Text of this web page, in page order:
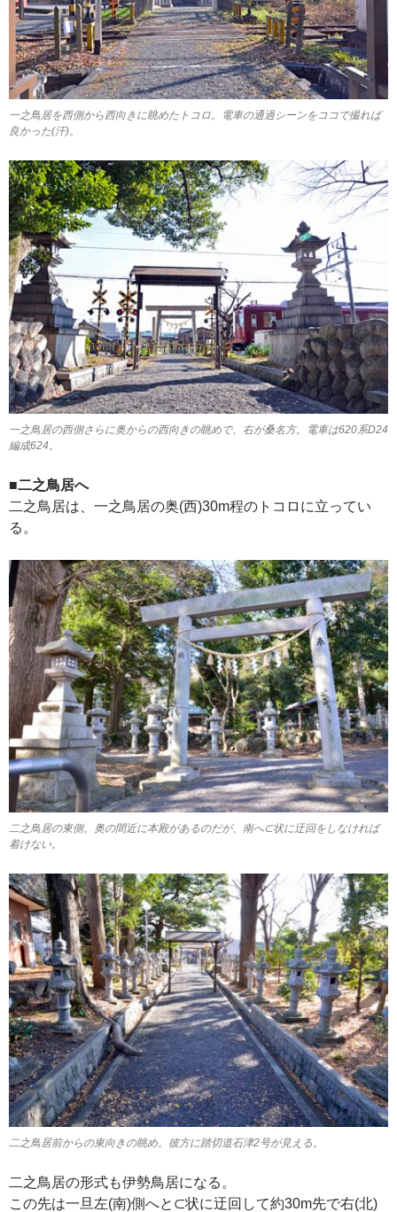
一之鳥居を西側から西向きに眺めたトコロ。電車の通過シーンをココで撮れば
良かった(汗)。
一之鳥居の西側さらに奥からの西向きの眺めで、右が桑名方。電車は620系D24
編成624。
■二之鳥居へ
二之鳥居は、一之鳥居の奥(西)30m程のトコロに立ってい
る。
二之鳥居の東側。奥の間近に本殿があるのだが、南へ⊂状に迂回をしなければ
着けない。
二之鳥居前からの東向きの眺め。彼方に踏切道石津2号が見える。
二之鳥居の形式も伊勢鳥居になる。
この先は一旦左(南)側へと⊂状に迂回して約30m先で右(北)